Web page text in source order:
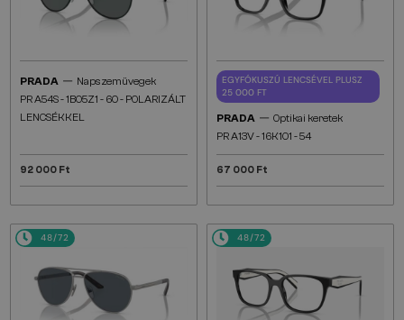
PRADA — Napszemüvegek
PR A54S - 1BO5Z1 - 60 - POLARIZÁLT
LENCSÉKKEL
92 000 Ft
EGYFÓKUSZÚ LENCSÉVEL PLUSZ
25 000 FT
PRADA — Optikai keretek
PR A13V - 16K1O1 - 54
67 000 Ft
48/72 48/72